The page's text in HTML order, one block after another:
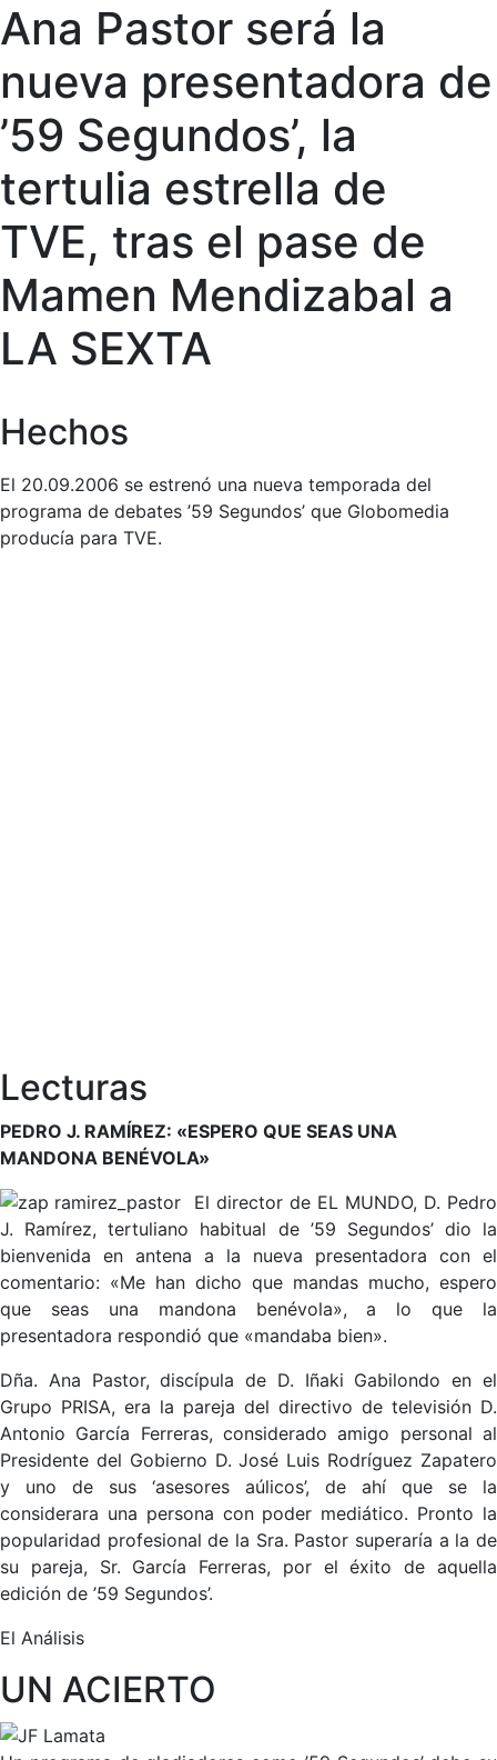
Ana Pastor será la
nueva presentadora de
’59 Segundos’, la
tertulia estrella de
TVE, tras el pase de
Mamen Mendizabal a
LA SEXTA
Hechos
El 20.09.2006 se estrenó una nueva temporada del
programa de debates ’59 Segundos’ que Globomedia
producía para TVE.
Lecturas
PEDRO J. RAMÍREZ: «ESPERO QUE SEAS UNA
MANDONA BENÉVOLA»
El director de EL MUNDO, D. Pedro
J. Ramírez, tertuliano habitual de ’59 Segundos’ dio la
bienvenida en antena a la nueva presentadora con el
comentario: «Me han dicho que mandas mucho, espero
que seas una mandona benévola», a lo que la
presentadora respondió que «mandaba bien».
Dña. Ana Pastor, discípula de D. Iñaki Gabilondo en el
Grupo PRISA, era la pareja del directivo de televisión D.
Antonio García Ferreras, considerado amigo personal al
Presidente del Gobierno D. José Luis Rodríguez Zapatero
y uno de sus ‘asesores aúlicos’, de ahí que se la
considerara una persona con poder mediático. Pronto la
popularidad profesional de la Sra. Pastor superaría a la de
su pareja, Sr. García Ferreras, por el éxito de aquella
edición de ’59 Segundos’.
El Análisis
UN ACIERTO